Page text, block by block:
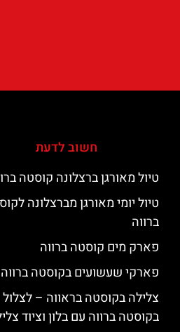
חשוב לדעת
טיול מאורגן ברצלונה קוסטה
טיול יומי מאורגן מברצלונה
ברווה
פארק מים קוסטה ברווה
פארקי שעשועים בקוסטה ברווה
צלילה בקוסטה בראווה – לצלול
בקוסטה ברווה עם בלון וציוד